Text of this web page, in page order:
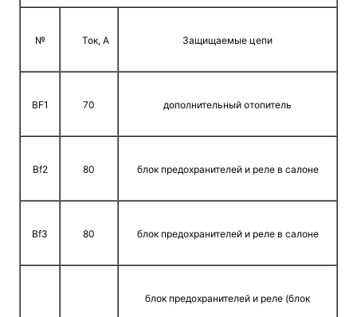
№ Ток, A Защищаемые цепи
ВF1 70 дополнительный отопитель
Bf2 80 блок предохранителей и реле в салоне
Bf3 80 блок предохранителей и реле в салоне
блок предохранителей и реле (блок